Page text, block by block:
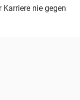
nie gegen